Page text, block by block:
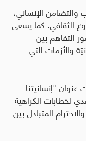
الإنساني،
الثقافي. كما يسعى
التفاهم بين
والأزمات التي
"إنسانيتنا
لخطابات الكراهية
المتبادل بين